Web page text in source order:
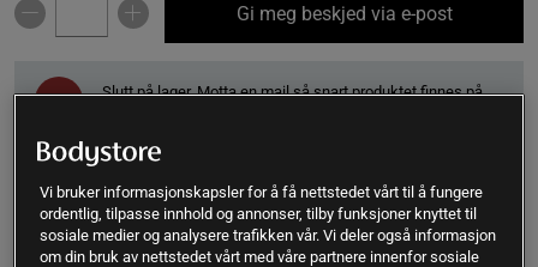
Gi meg beskjed via e-post
!
Slutt på lager. Motta en mail så snart produktet finnes på
SKU #R-RPM-7-BK-R | EAN 810091140611
Få rask muskelrestitusjon med Chirp, et effektivt verktøy for
å avlaste trette føtter og stramme legger.
Vi bruker informasjonskapsler for å få nettstedet vårt til å fungere
ordentlig, tilpasse innhold og annonser, tilby funksjoner knyttet til
sosiale medier og analysere trafikken vår. Vi deler også informasjon
om din bruk av nettstedet vårt med våre partnere innenfor sosiale